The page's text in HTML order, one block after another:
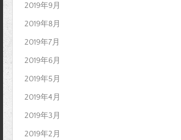
2019年9月
2019年8月
2019年7月
2019年6月
2019年5月
2019年4月
2019年3月
2019年2月